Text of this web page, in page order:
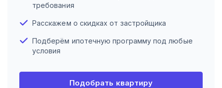
требования
Расскажем о скидках от застройщика
Подберём ипотечную программу под любые
условия
Подобрать квартиру